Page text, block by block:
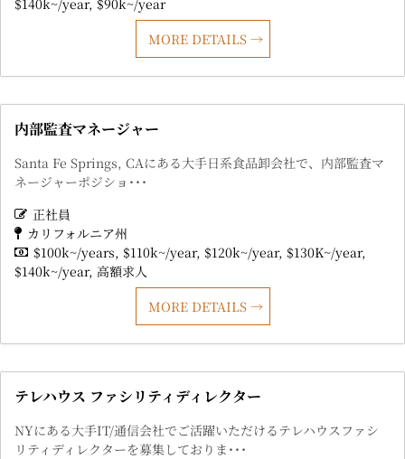
MORE DETAILS
内部監査マネージャー
Santa Fe Springs, CAにある大手日系食品卸会社で、内部監査マ
ネージャーポジショ･･･
正社員
カリフォルニア州
$100k~/years $110k~/year $120k~/year $130K~/year
$140k~/year 高額求人
MORE DETAILS
テレハウス ファシリティディレクター
NYにある大手IT/通信会社でご活躍いただけるテレハウスファシ
リティディレクターを募集しておりま･･･